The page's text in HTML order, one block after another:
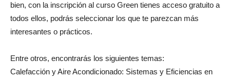
bien, con la inscripción al curso Green tienes acceso gratuito a
todos ellos, podrás seleccionar los que te parezcan más
interesantes o prácticos.
Entre otros, encontrarás los siguientes temas:
Calefacción y Aire Acondicionado: Sistemas y Eficiencias en